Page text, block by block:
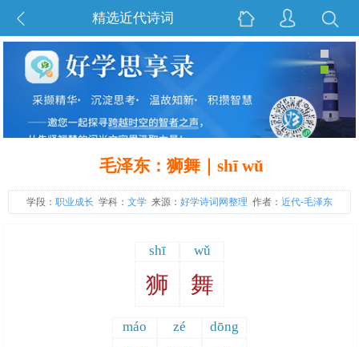
精选近代诗词
毛泽东：狮舞｜shī wǔ
学段： 职业成长 学科： 文学来源： 好学诗词网整理 作者： 近代-毛泽东
shī wǔ
狮 舞
máo zé dōng